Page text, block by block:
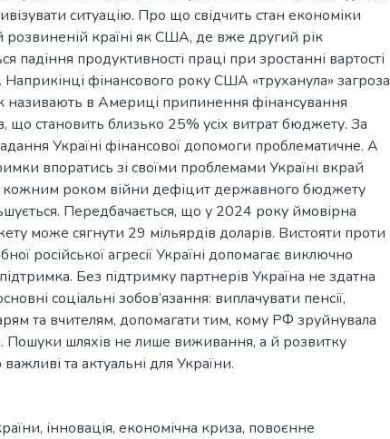
ситуацію. Про що свідчить стан економіки
розвиненій країні як США, де вже другий рік
падіння продуктивності праці при зростанні вартості
Наприкінці фінансового року США «труханула» загроза
називають в Америці припинення фінансування
що становить близько 25% усіх витрат бюджету. За
Україні фінансової допомоги проблематичне. А
впоратись зі своїми проблемами Україні вкрай
кожним роком війни дефіцит державного бюджету
Передбачається, що у 2024 року ймовірна
може сягнути 29 мільярдів доларів. Вистояти проти
російської агресії Україні допомагає виключно
Без підтримку партнерів Україна не здатна
соціальні зобов’язання: виплачувати пенсії,
та вчителям, допомагати тим, кому РФ зруйнувала
Пошуки шляхів не лише виживання, а й розвитку
та актуальні для України.
, інновація, економічна криза, повоєнне